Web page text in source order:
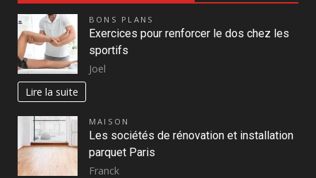
BONS PLANS
Exercices pour renforcer le dos chez les
sportifs
Joel
Lire la suite
MAISON
Les sociétés de rénovation et installation
parquet Paris
Franck